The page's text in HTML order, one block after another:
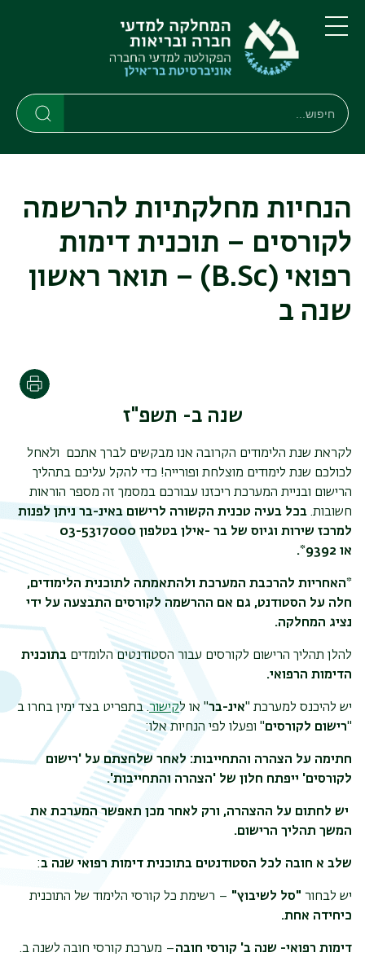
לתוכן
העיקרי
לתפריט
ניווט
ראשי
תפריט
חיפוש
חיפוש
הנחיות מחלקתיות להרשמה
לקורסים – תוכנית דימות
רפואי (B.Sc) – תואר ראשון
שנה ב
שנה ב- תשפ"ז
לקראת שנת הלימודים הקרובה אנו מבקשים לברך אתכם ולאחל
לכולכם שנת לימודים מוצלחת ופורייה! כדי להקל עליכם בתהליך
הרישום ובניית המערכת ריכזנו עבורכם במסמך זה מספר הוראות
חשובות. בכל בעיה טכנית הקשורה לרישום באינ-בר ניתן לפנות
למרכז שירות וגיוס של בר -אילן בטלפון 03-5317000
או .*9392
*האחריות להרכבת המערכת ולהתאמתה לתוכנית הלימודים,
חלה על הסטודנט, גם אם ההרשמה לקורסים התבצעה על ידי
נציג המחלקה.
להלן תהליך הרישום לקורסים עבור הסטודנטים הלומדים בתוכנית
הדימות הרפואי.
יש להיכנס למערכת "אינ-בר" או לקישור. בתפריט בצד ימין בחרו ב
"רישום לקורסים" ופעלו לפי הנחיות אלו:
חתימה על הצהרה והתחייבות: לאחר שלחצתם על 'רישום
לקורסים' ייפתח חלון של 'הצהרה והתחייבות'.
יש לחתום על ההצהרה, ורק לאחר מכן תאפשר המערכת את
המשך תהליך הרישום.
שלב א חובה לכל הסטודנטים בתוכנית דימות רפואי שנה ב:
יש לבחור "סל לשיבוץ" – רשימת כל קורסי הלימוד של התוכנית
כיחידה אחת.
דימות רפואי- שנה ב' קורסי חובה– מערכת קורסי חובה לשנה ב.